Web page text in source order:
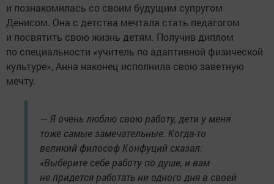
и познакомилась со своим будущим супругом
Денисом. Она с детства мечтала стать педагогом
и посвятить свою жизнь детям. Получив диплом
по специальности «учитель по адаптивной физической
культуре», Анна наконец исполнила свою заветную
мечту.
— Я очень люблю свою работу, дети у меня
тоже самые замечательные. Когда-то
великий философ Конфуций сказал:
«Выберите себе работу по душе, и вам
не придется работать ни одного дня в своей